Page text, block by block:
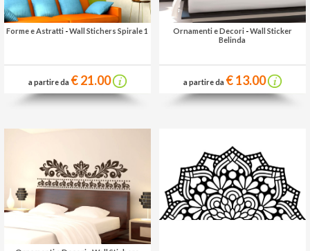
Forme e Astratti -Wall Stichers Spirale 1
a partire da € 21.00
Ornamenti e Decori -Wall Sticker
Belinda
a partire da € 13.00